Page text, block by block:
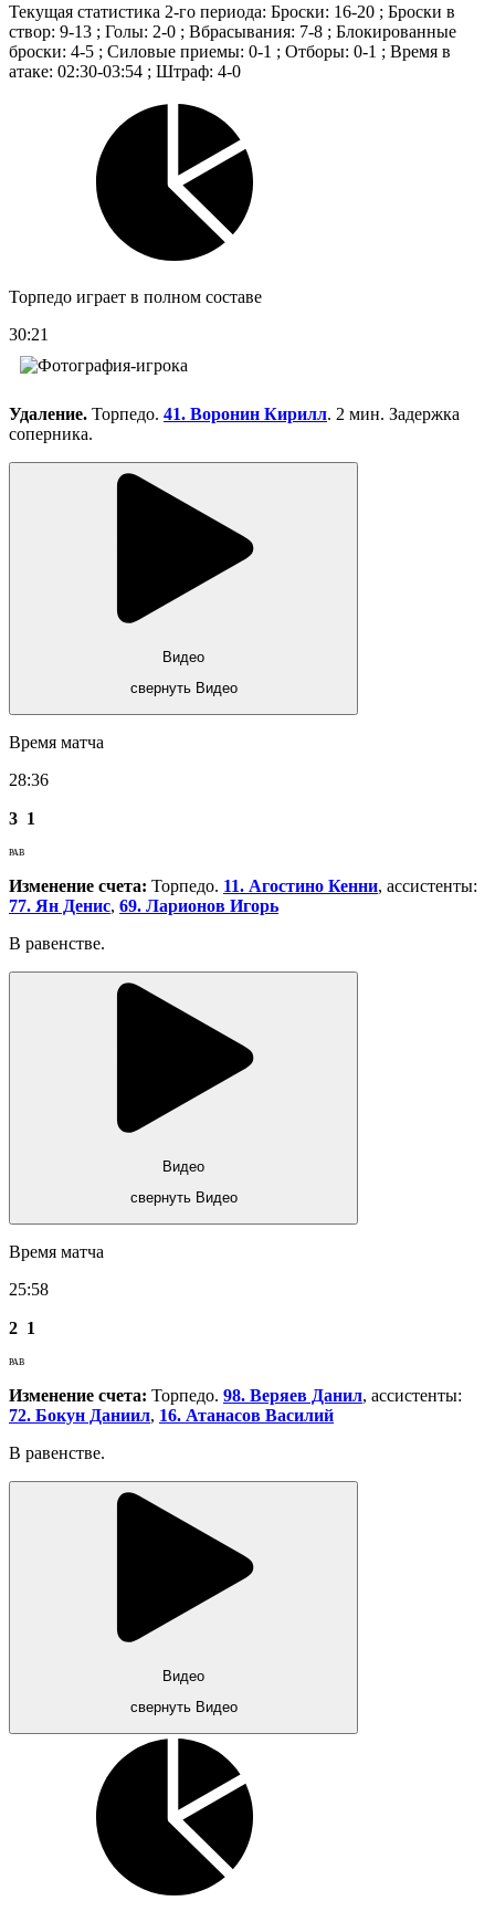
Текущая статистика 2-го периода: Броски: 16-20 ; Броски в
створ: 9-13 ; Голы: 2-0 ; Вбрасывания: 7-8 ; Блокированные
броски: 4-5 ; Силовые приемы: 0-1 ; Отборы: 0-1 ; Время в
атаке: 02:30-03:54 ; Штраф: 4-0
Торпедо играет в полном составе
30:21
Удаление. Торпедо. 41. Воронин Кирилл. 2 мин. Задержка
соперника.
Видео
свернуть Видео
Время матча
28:36
3 1
РАВ
Изменение счета: Торпедо. 11. Агостино Кенни, ассистенты:
77. Ян Денис, 69. Ларионов Игорь
В равенстве.
Видео
свернуть Видео
Время матча
25:58
2 1
РАВ
Изменение счета: Торпедо. 98. Веряев Данил, ассистенты:
72. Бокун Даниил, 16. Атанасов Василий
В равенстве.
Видео
свернуть Видео